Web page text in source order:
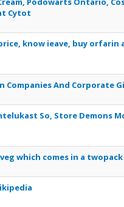
Cytot
know ieave, buy orfarin
Companies And Corporate
So, Store Demons
which comes in a